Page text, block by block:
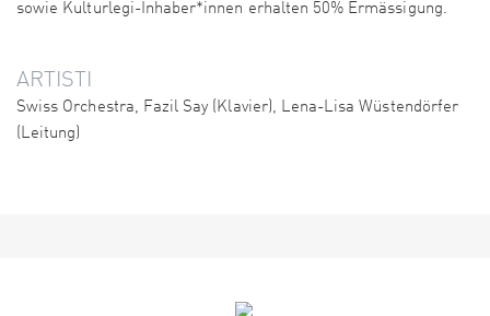
sowie Kulturlegi-Inhaber*innen erhalten 50% Ermässigung.
ARTISTI
Swiss Orchestra, Fazil Say (Klavier), Lena-Lisa Wüstendörfer
(Leitung)